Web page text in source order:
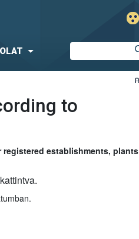
to
registered establishments, plants